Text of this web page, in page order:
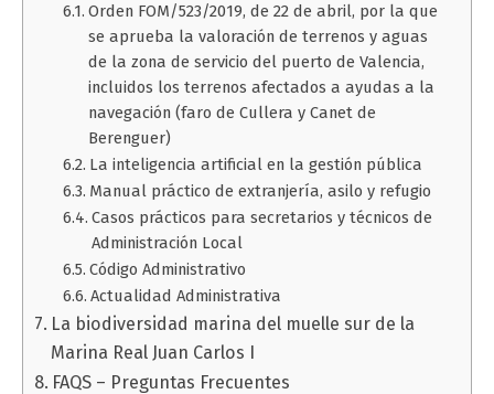
Orden FOM/523/2019, de 22 de abril, por la que
se aprueba la valoración de terrenos y aguas
de la zona de servicio del puerto de Valencia,
incluidos los terrenos afectados a ayudas a la
navegación (faro de Cullera y Canet de
Berenguer)
La inteligencia artificial en la gestión pública
Manual práctico de extranjería, asilo y refugio
Casos prácticos para secretarios y técnicos de
Administración Local
Código Administrativo
Actualidad Administrativa
La biodiversidad marina del muelle sur de la
Marina Real Juan Carlos I
FAQS – Preguntas Frecuentes